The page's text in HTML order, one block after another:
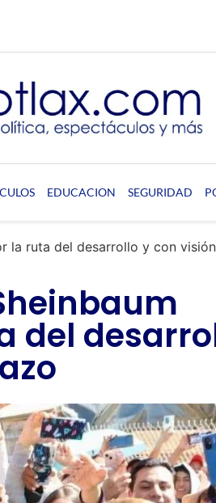
EDUCACION SEGURIDAD
la ruta del desarrollo y con
del